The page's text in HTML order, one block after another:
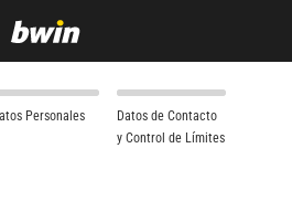
Personales
Datos de Contacto
y Control de Límites